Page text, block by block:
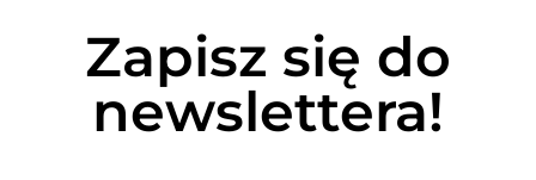
Zapisz się do
newslettera!